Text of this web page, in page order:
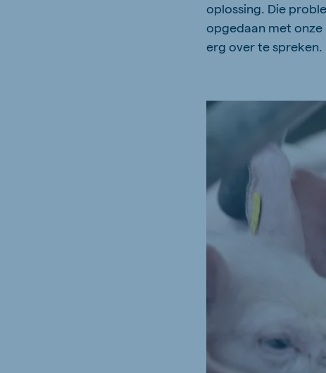
oplossing. Die
opgedaan met onze
erg over te spreken.